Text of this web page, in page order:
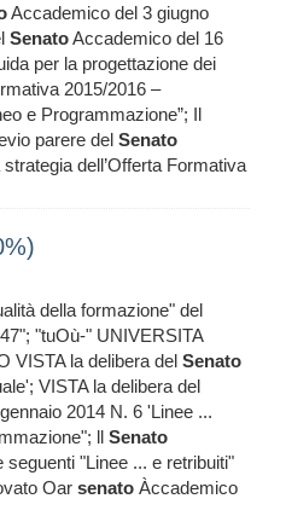
Accademico del 3 giugno
SenatoAccademico del 16
per la progettazione dei
2015/2016 –
e Programmazione”; Il
parere del Senato
dell’Offerta Formativa
della formazione" del
"tuOù-" UNIVERSITA
VISTA la delibera del Senato
VISTA la delibera del
2014 N. 6 'Linee ...
ll Senato
"Linee ... e retribuiti"
Oar senato Àccademico